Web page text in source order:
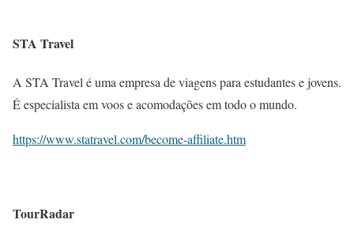
STA Travel
A STA Travel é uma empresa de viagens para estudantes e jovens.
É especialista em voos e acomodações em todo o mundo.
https://www.statravel.com/become-affiliate.htm
TourRadar